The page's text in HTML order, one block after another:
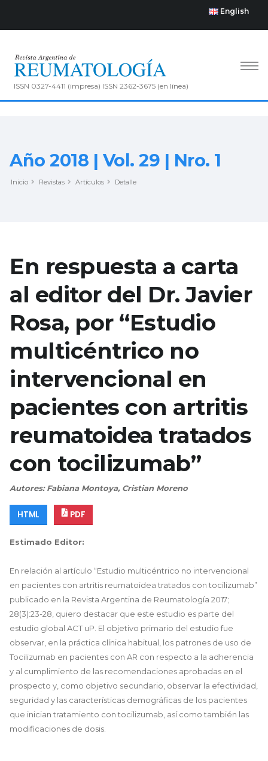
English
ISSN 0327-4411 (impresa) ISSN 2362-3675 (en línea)
Año 2018 | Vol. 29 | Nro. 1
Inicio Revistas Artículos Detalle
En respuesta a carta
al editor del Dr. Javier
Rosa, por “Estudio
multicéntrico no
intervencional en
pacientes con artritis
reumatoidea tratados
con tocilizumab”
Autores: Fabiana Montoya, Cristian Moreno
HTML PDF
Estimado Editor:
En relación al artículo “Estudio multicéntrico no intervencional
en pacientes con artritis reumatoidea tratados con tocilizumab”
publicado en la Revista Argentina de Reumatología 2017;
28(3):23-28, quiero destacar que este estudio es parte del
estudio global ACT uP. El objetivo primario del estudio fue
observar, en la práctica clínica habitual, los patrones de uso de
Tocilizumab en pacientes con AR con respecto a la adherencia
y al cumplimiento de las recomendaciones aprobadas en el
prospecto y, como objetivo secundario, observar la efectividad,
seguridad y las características demográficas de los pacientes
que inician tratamiento con tocilizumab, así como también las
modificaciones de dosis.